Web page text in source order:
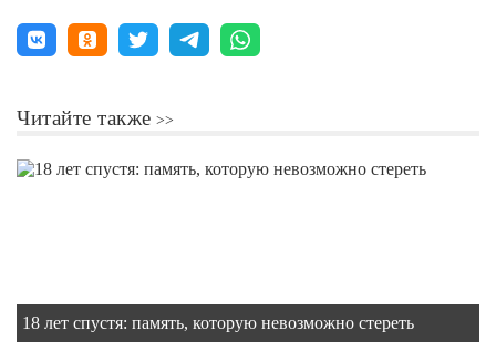
Читайте также
18 лет спустя: память, которую невозможно стереть